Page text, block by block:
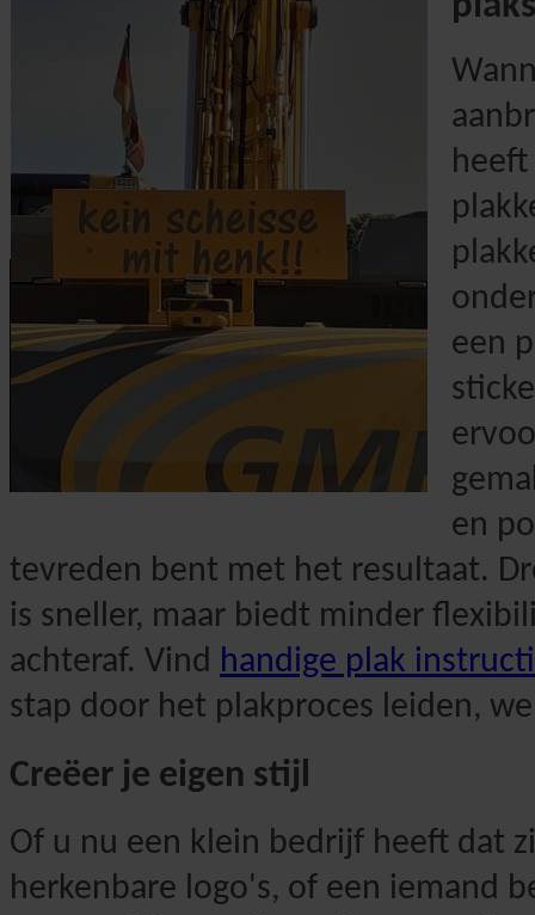
heeft
een
en
tevreden bent met het resultaat.
is sneller, maar biedt minder
achteraf. Vind handige plak
stap door het plakproces leiden,
Creëer je eigen stijl
Of u nu een klein bedrijf heeft dat
herkenbare logo's, of een iemand